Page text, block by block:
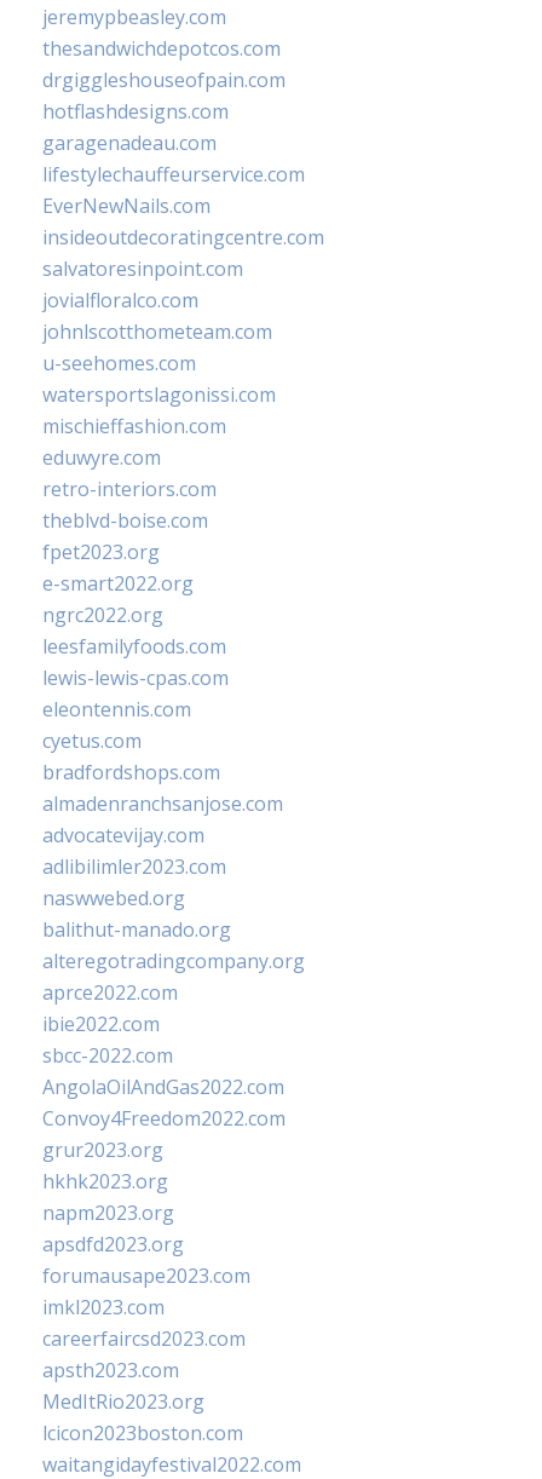
jeremypbeasley.com
thesandwichdepotcos.com
drgiggleshouseofpain.com
hotflashdesigns.com
garagenadeau.com
lifestylechauffeurservice.com
EverNewNails.com
insideoutdecoratingcentre.com
salvatoresinpoint.com
jovialfloralco.com
johnlscotthometeam.com
u-seehomes.com
watersportslagonissi.com
mischieffashion.com
eduwyre.com
retro-interiors.com
theblvd-boise.com
fpet2023.org
e-smart2022.org
ngrc2022.org
leesfamilyfoods.com
lewis-lewis-cpas.com
eleontennis.com
cyetus.com
bradfordshops.com
almadenranchsanjose.com
advocatevijay.com
adlibilimler2023.com
naswwebed.org
balithut-manado.org
alteregotradingcompany.org
aprce2022.com
ibie2022.com
sbcc-2022.com
AngolaOilAndGas2022.com
Convoy4Freedom2022.com
grur2023.org
hkhk2023.org
napm2023.org
apsdfd2023.org
forumausape2023.com
imkl2023.com
careerfaircsd2023.com
apsth2023.com
MedItRio2023.org
lcicon2023boston.com
waitangidayfestival2022.com